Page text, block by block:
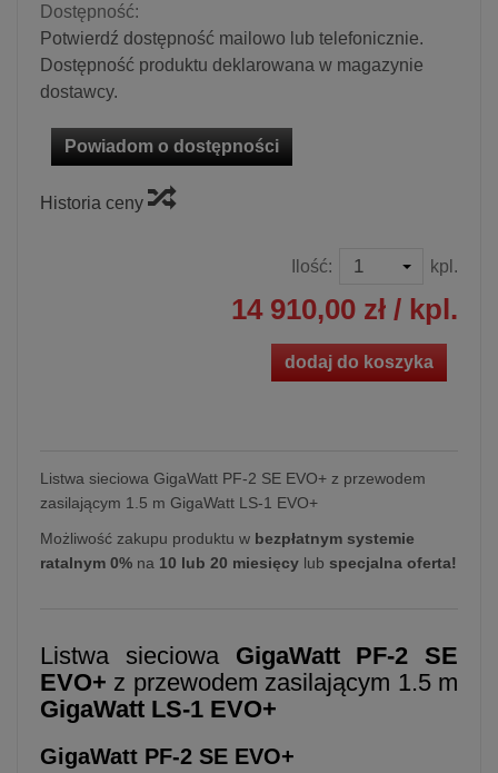
Dostępność:
Potwierdź dostępność mailowo lub telefonicznie.
Dostępność produktu deklarowana w magazynie
dostawcy.
Powiadom o dostępności
Historia ceny
Ilość: kpl.
14 910,00 zł / kpl.
dodaj do koszyka
Listwa sieciowa GigaWatt PF-2 SE EVO+ z przewodem
zasilającym 1.5 m GigaWatt LS-1 EVO+
Możliwość zakupu produktu w bezpłatnym systemie
ratalnym 0% na 10 lub 20 miesięcy lub specjalna oferta!
Listwa sieciowa GigaWatt PF-2 SE
EVO+ z przewodem zasilającym 1.5 m
GigaWatt LS-1 EVO+
GigaWatt PF-2 SE EVO+